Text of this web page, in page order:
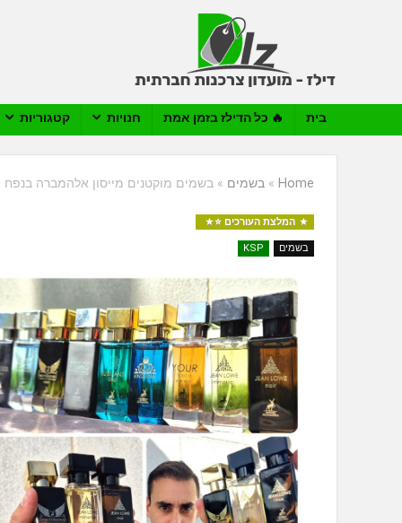
בית 🔥 כל הדילז בזמן אמת חנויות קטגוריות
Home
» בשמים » בשמים מוקטנים מייסון אלהמברה בנפח 30 מ"ל Maison Alhambra
המלצת העורכים ⭐️
בשמים KSP